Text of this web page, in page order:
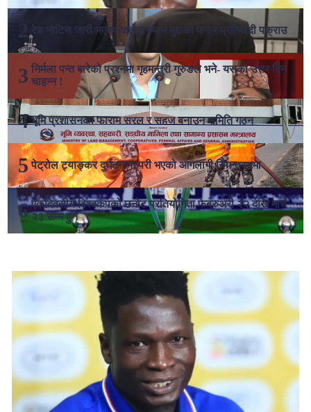
रेड नोटिस जारी भएका कर्तव्य ज्यान मुद्दाका फरार प्रतिवादी पक्राउ
निर्मला पन्त बारेको प्रश्नमा गृहमन्त्री गुरुङले भने- यसको उत्तर दिन
चाहन्न !
भूमि प्रशासनका फाराम सरल र सहज बनाउन समिति गठन
पेट्रोल ट्याङ्कर दुर्घटनामा परी भएको आगलागी नियन्त्रणमा
एकदिवसीय विश्वकपको छनोट प्रतियोगिता फेब्रुअरी २२ देखि मार्च
२३ सम्म हुने